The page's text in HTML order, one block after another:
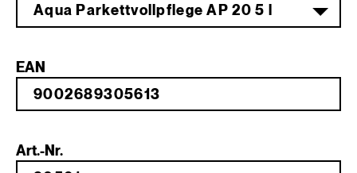
Aqua Parkettvollpflege AP 20 5 l
EAN
Art.-Nr.